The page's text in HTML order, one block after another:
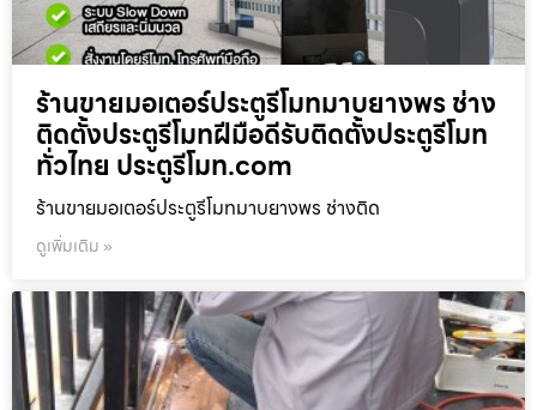
ร้านขายมอเตอร์ประตูรีโมทมาบยางพร ช่าง
ติดตั้งประตูรีโมทฝีมือดีรับติดตั้งประตูรีโมท
ทั่วไทย ประตูรีโมท.com
ร้านขายมอเตอร์ประตูรีโมทมาบยางพร ช่างติด
ดูเพิ่มเติม »